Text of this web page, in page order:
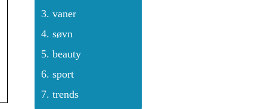
vaner
søvn
beauty
sport
trends